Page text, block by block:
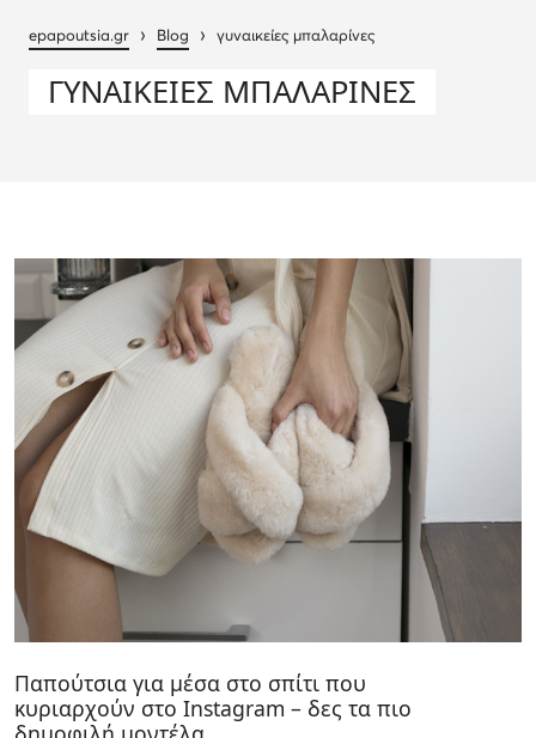
epapoutsia.gr › Blog › γυναικείες μπαλαρίνες
ΓΥΝΑΙΚΕΊΕΣ ΜΠΑΛΑΡΊΝΕΣ
Παπούτσια για μέσα στο σπίτι που
κυριαρχούν στο Instagram – δες τα πιο